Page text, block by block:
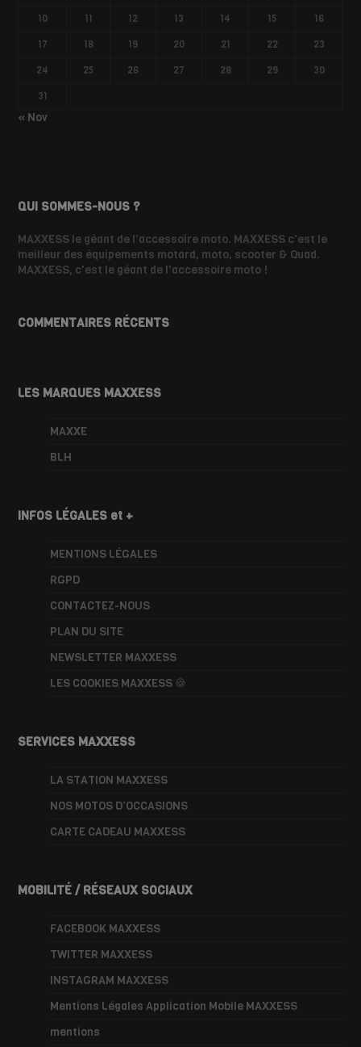
10
11 12 13 14 15
16
17
18 19 20 21 22
23
24
25 26 27 28 29
30
31
« Nov
QUI SOMMES-NOUS ?
MAXXESS le géant de l'accessoire moto. MAXXESS c'est le
meilleur des équipements motard, moto, scooter & Quad.
MAXXESS, c'est le géant de l'accessoire moto !
COMMENTAIRES RÉCENTS
LES MARQUES MAXXESS
MAXXE
BLH
INFOS LÉGALES et +
MENTIONS LÉGALES
RGPD
CONTACTEZ-NOUS
PLAN DU SITE
NEWSLETTER MAXXESS
LES COOKIES MAXXESS 🍪
SERVICES MAXXESS
LA STATION MAXXESS
NOS MOTOS D’OCCASIONS
CARTE CADEAU MAXXESS
MOBILITÉ / RÉSEAUX SOCIAUX
FACEBOOK MAXXESS
TWITTER MAXXESS
INSTAGRAM MAXXESS
Mentions Légales Application Mobile MAXXESS
mentions